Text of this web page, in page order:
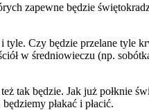
zapewne będzie
Czy będzie przelane tyle
w średniowieczu (np.
tak będzie. Jak już połknie
płakać i płacić.